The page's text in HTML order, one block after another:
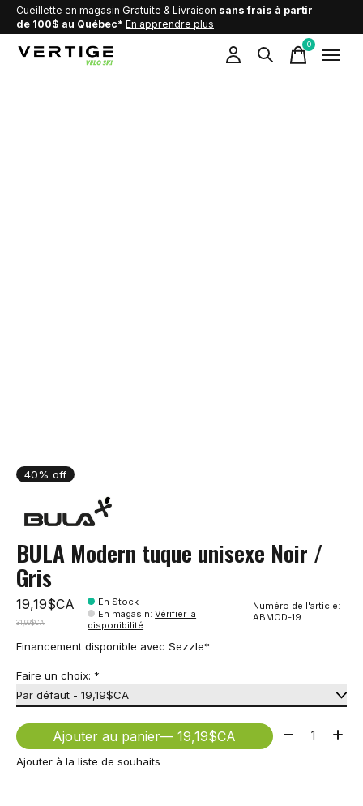
Cueillette en magasin Gratuite & Livraison sans frais à partir
de 100$ au Québec* En apprendre plus
0items
40% off
BULA Modern tuque unisexe Noir /
Gris
19,19$CA
31,99$CA
En Stock
En magasin:Vérifier la
disponibilité
Numéro de l'article:
ABMOD-19
Financement disponible avec Sezzle*
Faire un choix: *
Ajouter au panier — 19,19$CA Quantité:
Ajouter à la liste de souhaits